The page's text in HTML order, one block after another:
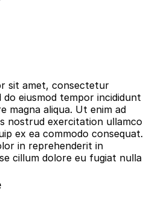
sit amet, consectetur
do eiusmod tempor incididunt
magna aliqua. Ut enim ad
nostrud exercitation ullamco
ex ea commodo consequat.
in reprehenderit in
cillum dolore eu fugiat nulla